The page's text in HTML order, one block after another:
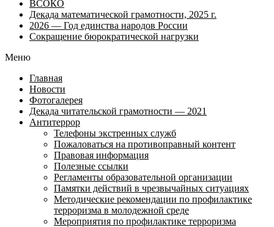
ВСОКО
Декада математической грамотности, 2025 г.
2026 — Год единства народов России
Сокращение бюрократической нагрузки
Меню
Главная
Новости
Фотогалерея
Декада читательской грамотности — 2021
Антитеррор
Телефоны экстренных служб
Пожаловаться на противоправный контент
Правовая информация
Полезные ссылки
Регламенты образовательной организации
Памятки действий в чрезвычайных ситуациях
Методические рекомендации по профилактике
терроризма в молодежной среде
Мероприятия по профилактике терроризма